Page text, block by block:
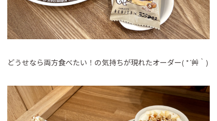
どうせなら両方食べたい！の気持ちが現れたオーダー( *´艸｀)